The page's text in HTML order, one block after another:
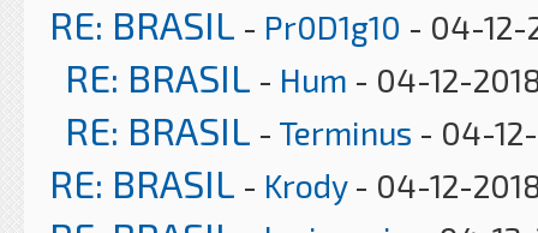
RE: BRASIL - Pr0D1g10 - 04-12-
RE: BRASIL - Hum - 04-12-
RE: BRASIL - Terminus - 04-
RE: BRASIL - Krody- 04-12-